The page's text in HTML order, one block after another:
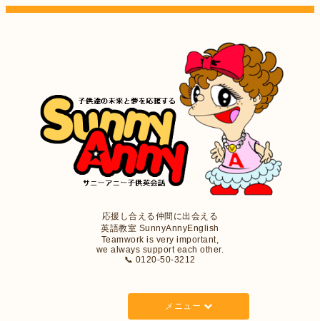
応援し合える仲間に出会える
英語教室 SunnyAnnyEnglish
Teamwork is very important,
we always support each other.
📞 0120-50-3212
メニュー